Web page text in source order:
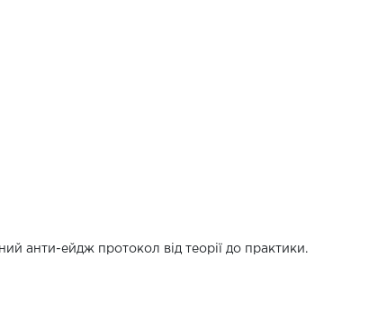
анти-ейдж протокол від теорії до практики.